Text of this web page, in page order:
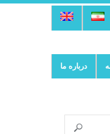
درباره ما